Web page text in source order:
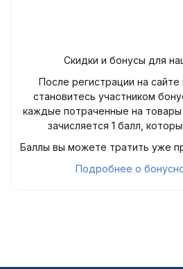
Скидки и бонусы для
После регистрации на
становитесь участником
каждые потраченные на
зачисляется 1 балл,
Баллы вы можете тратить уже
Подробнее о